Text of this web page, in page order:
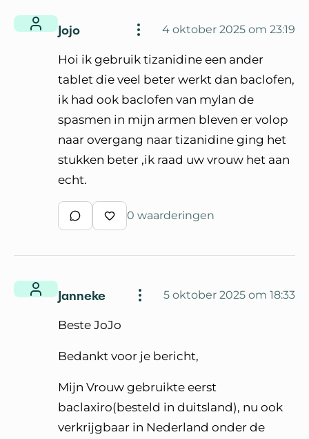
Jojo 4 oktober 2025 om 23:19
Hoi ik gebruik tizanidine een ander
tablet die veel beter werkt dan baclofen,
ik had ook baclofen van mylan de
spasmen in mijn armen bleven er volop
naar overgang naar tizanidine ging het
stukken beter ,ik raad uw vrouw het aan
echt.
Schrijf een reactie
Waardeer reactie
0 waarderingen
Janneke 5 oktober 2025 om 18:33
Beste JoJo
Bedankt voor je bericht,
Mijn Vrouw gebruikte eerst
baclaxiro(besteld in duitsland), nu ook
verkrijgbaar in Nederland onder de